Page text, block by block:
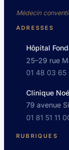
Médecin
ADRESSES
Hôpital
25–29 rue
01 48 03 65
Clinique
79 avenue
01 81 51 11
RUBRIQUES